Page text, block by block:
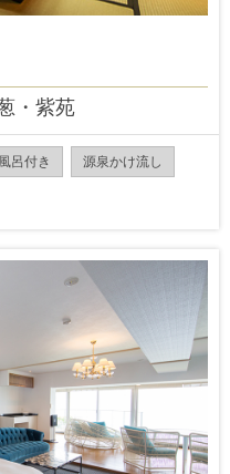
・紫苑
呂付き 源泉かけ流し